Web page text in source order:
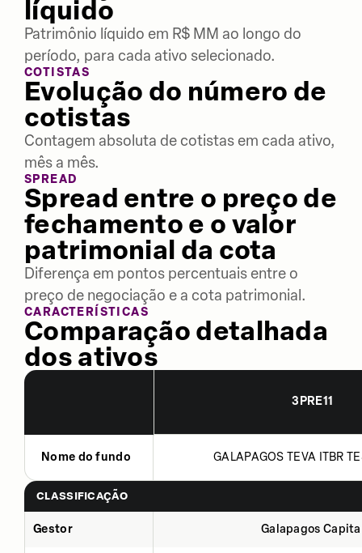
líquido
Patrimônio líquido em R$ MM ao longo do
período, para cada ativo selecionado.
COTISTAS
Evolução do número de
cotistas
Contagem absoluta de cotistas em cada ativo,
mês a mês.
SPREAD
Spread entre o preço de
fechamento e o valor
patrimonial da cota
Diferença em pontos percentuais entre o
preço de negociação e a cota patrimonial.
CARACTERÍSTICAS
Comparação detalhada
dos ativos
3PRE11
Nome do fundo GALAPAGOS TEVA ITBR
CLASSIFICAÇÃO
Gestor Galapagos